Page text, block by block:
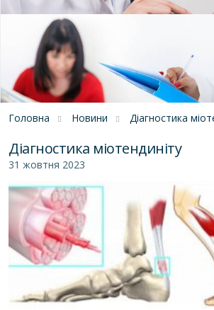
Головна Новини Діагностика
Діагностика міотендиніту
31 жовтня 2023